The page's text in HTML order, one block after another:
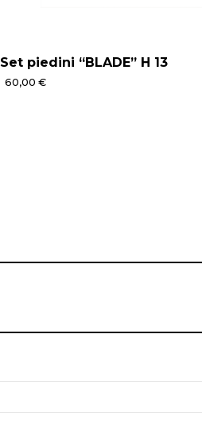
Set piedini “BLADE” H 13
60,00 €